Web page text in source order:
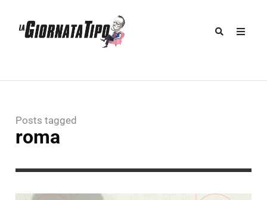
Posts tagged
roma